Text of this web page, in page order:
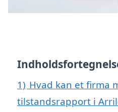
1) Hvad kan et firma
tilstandsrapport i